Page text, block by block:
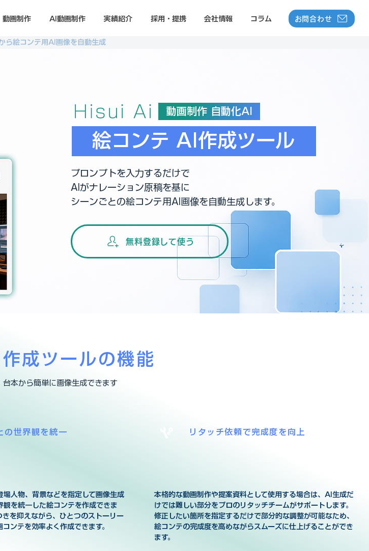
動画制作 AI動画制作 実績紹介 採用・提携 会社情報 コラム お問合わせ
ら絵コンテ用AI画像を自動生成
動画制作 自動化AI
絵コンテ AI作成ツール
プロンプトを入力するだけで
AIがナレーション原稿を基に
シーンごとの絵コンテ用AI画像を自動生成します。
無料登録して使う
成ツールの機能
台本から簡単に画像生成できます
の世界観を統一
場人物、背景などを指定して画像生成
観を統一した絵コンテを作成できま
きを抑えながら、ひとつのストーリー
ンテを効率よく作成できます。
リタッチ依頼で完成度を向上
本格的な動画制作や提案資料として使用する場合は、AI生成だ
けでは難しい部分をプロのリタッチチームがサポートします。
修正したい箇所を指定するだけで部分的な調整が可能なため、
絵コンテの完成度を高めながらスムーズに仕上げることができ
ます。